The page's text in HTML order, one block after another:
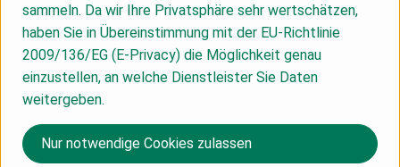
Zutaten
Nährwert-Info
Produktdatenblatt
sammeln. Da wir Ihre Privatsphäre sehr wertschätzen,
haben Sie in Übereinstimmung mit der EU-Richtlinie
2009/136/EG (E-Privacy) die Möglichkeit genau
einzustellen, an welche Dienstleister Sie Daten
weitergeben.
Nur notwendige Cookies zulassen